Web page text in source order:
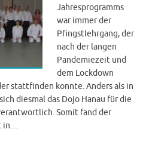
Jahresprogramms
war immer der
Pfingstlehrgang, der
nach der langen
Pandemiezeit und
dem Lockdown
stattfinden konnte. Anders als in
diesmal das Dojo Hanau für die
Somit fand der
in…